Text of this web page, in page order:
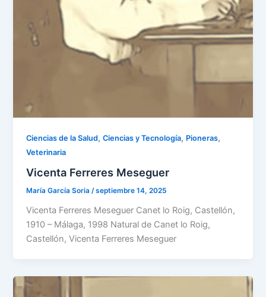
Ciencias de la Salud,Ciencias y Tecnología, Pioneras,
Veterinaria
Vicenta Ferreres Meseguer
María García Soria/septiembre 14, 2025
Vicenta Ferreres Meseguer Canet lo Roig, Castellón,
1910 – Málaga, 1998 Natural de Canet lo Roig,
Castellón, Vicenta Ferreres Meseguer